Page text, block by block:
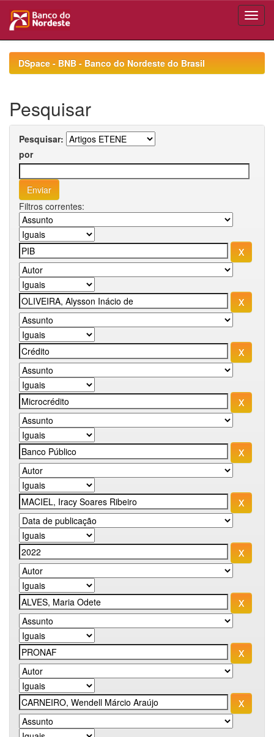
navigationDSpace - BNB - Banco do Nordeste do Brasil
Pesquisar
Pesquisar:
por
Filtros correntes: